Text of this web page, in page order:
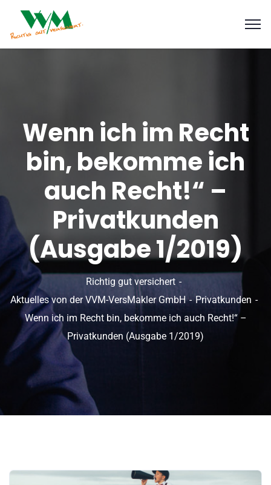
Wenn ich im Recht
bin, bekomme ich
auch Recht!“ –
Privatkunden
(Ausgabe 1/2019)
Richtig gut versichert
Aktuelles von der VVM-VersMakler GmbH
Privatkunden
Wenn ich im Recht bin, bekomme ich auch Recht!“ –
Privatkunden (Ausgabe 1/2019)